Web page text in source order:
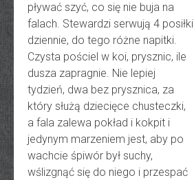
pływać szyć, co się nie buja na
falach. Stewardzi serwują 4 posiłki
dziennie, do tego różne napitki.
Czysta pościel w koi, prysznic, ile
dusza zapragnie. Nie lepiej
tydzień, dwa bez prysznica, za
który służą dziecięce chusteczki,
a fala zalewa pokład i kokpit i
jedynym marzeniem jest, aby po
wachcie śpiwór był suchy,
wślizgnąć się do niego i przespać